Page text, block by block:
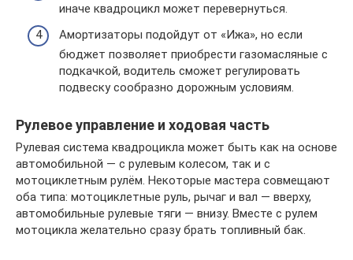
иначе квадроцикл может перевернуться.
Амортизаторы подойдут от «Ижа», но если
бюджет позволяет приобрести газомасляные с
подкачкой, водитель сможет регулировать
подвеску сообразно дорожным условиям.
Рулевое управление и ходовая часть
Рулевая система квадроцикла может быть как на основе
автомобильной — с рулевым колесом, так и с
мотоциклетным рулём. Некоторые мастера совмещают
оба типа: мотоциклетные руль, рычаг и вал — вверху,
автомобильные рулевые тяги — внизу. Вместе с рулем
мотоцикла желательно сразу брать топливный бак.